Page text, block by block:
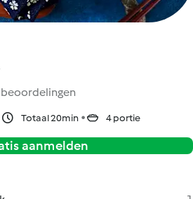
Totaal 20min 4 portie
aanmelden